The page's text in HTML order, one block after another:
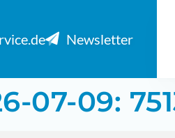
Newsletter
07-09: